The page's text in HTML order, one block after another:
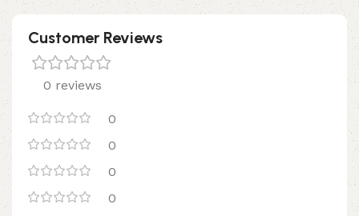
Customer Reviews
0 reviews
0
0
0
0